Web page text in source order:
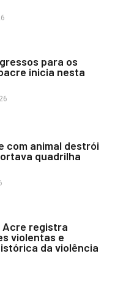
para os
inicia nesta
com animal destrói
quadrilha
Acre registra
violentas e
da violência